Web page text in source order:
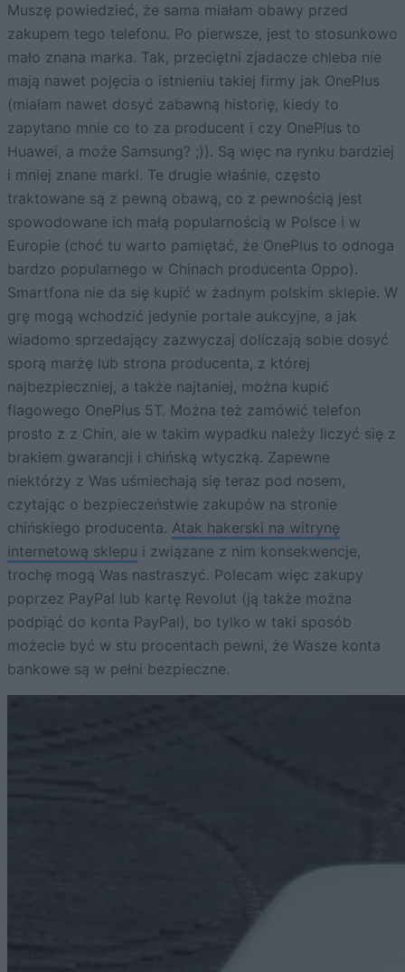
Muszę powiedzieć, że sama miałam obawy przed
zakupem tego telefonu. Po pierwsze, jest to stosunkowo
mało znana marka. Tak, przeciętni zjadacze chleba nie
mają nawet pojęcia o istnieniu takiej firmy jak OnePlus
(miałam nawet dosyć zabawną historię, kiedy to
zapytano mnie co to za producent i czy OnePlus to
Huawei, a może Samsung? ;)). Są więc na rynku bardziej
i mniej znane marki. Te drugie właśnie, często
traktowane są z pewną obawą, co z pewnością jest
spowodowane ich małą popularnością w Polsce i w
Europie (choć tu warto pamiętać, że OnePlus to odnoga
bardzo popularnego w Chinach producenta Oppo).
Smartfona nie da się kupić w żadnym polskim sklepie. W
grę mogą wchodzić jedynie portale aukcyjne, a jak
wiadomo sprzedający zazwyczaj doliczają sobie dosyć
sporą marżę lub strona producenta, z której
najbezpieczniej, a także najtaniej, można kupić
flagowego OnePlus 5T. Można też zamówić telefon
prosto z z Chin, ale w takim wypadku należy liczyć się z
brakiem gwarancji i chińską wtyczką. Zapewne
niektórzy z Was uśmiechają się teraz pod nosem,
czytając o bezpieczeństwie zakupów na stronie
chińskiego producenta. Atak hakerski na witrynę
internetową sklepu i związane z nim konsekwencje,
trochę mogą Was nastraszyć. Polecam więc zakupy
poprzez PayPal lub kartę Revolut (ją także można
podpiąć do konta PayPal), bo tylko w taki sposób
możecie być w stu procentach pewni, że Wasze konta
bankowe są w pełni bezpieczne.